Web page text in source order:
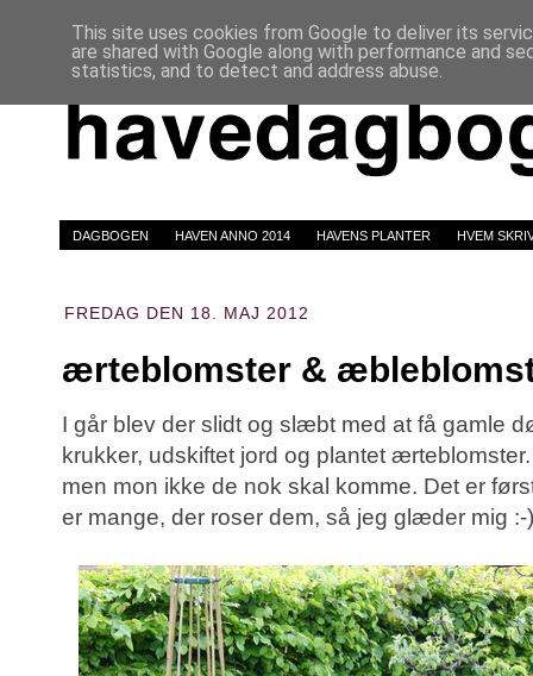
DAGBOGEN HAVEN ANNO 2014 HAVENS PLANTER HVEM
FREDAG DEN 18. MAJ 2012
ærteblomster &
I går blev der slidt og slæbt med at få gamle
krukker, udskiftet jord og plantet
men mon ikke de nok skal komme. Det er
er mange, der roser dem, så jeg glæder mig :-)
This site uses cookies from Google to deliver its
are shared with Google along with performance and
statistics, and to detect and address abuse.